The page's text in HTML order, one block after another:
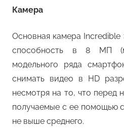
Камера
Основная камера
способность в 8 МП
модельного ряда
снимать видео в HD
несмотря на то, что перед
получаемые с ее помощью
не выше среднего.